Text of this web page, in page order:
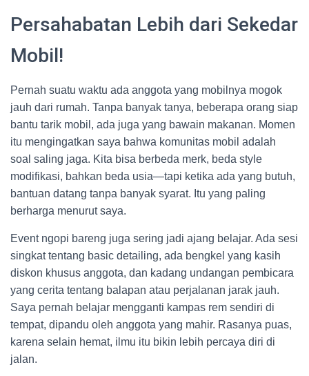
Persahabatan Lebih dari Sekedar
Mobil!
Pernah suatu waktu ada anggota yang mobilnya mogok
jauh dari rumah. Tanpa banyak tanya, beberapa orang siap
bantu tarik mobil, ada juga yang bawain makanan. Momen
itu mengingatkan saya bahwa komunitas mobil adalah
soal saling jaga. Kita bisa berbeda merk, beda style
modifikasi, bahkan beda usia—tapi ketika ada yang butuh,
bantuan datang tanpa banyak syarat. Itu yang paling
berharga menurut saya.
Event ngopi bareng juga sering jadi ajang belajar. Ada sesi
singkat tentang basic detailing, ada bengkel yang kasih
diskon khusus anggota, dan kadang undangan pembicara
yang cerita tentang balapan atau perjalanan jarak jauh.
Saya pernah belajar mengganti kampas rem sendiri di
tempat, dipandu oleh anggota yang mahir. Rasanya puas,
karena selain hemat, ilmu itu bikin lebih percaya diri di
jalan.